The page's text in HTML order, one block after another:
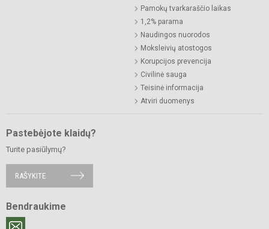
Pamokų tvarkaraščio laikas
1,2% parama
Naudingos nuorodos
Moksleivių atostogos
Korupcijos prevencija
Civilinė sauga
Teisinė informacija
Atviri duomenys
Pastebėjote klaidų?
Turite pasiūlymų?
RAŠYKITE
Bendraukime